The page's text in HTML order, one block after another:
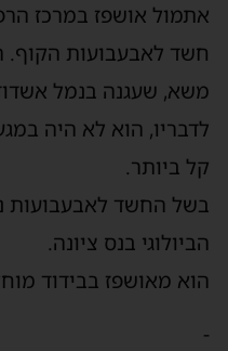
חשד לאבעבועות הקוף.
משא, שעגנה בנמל
לדבריו, הוא לא היה
קל ביותר.
בשל החשד לאבעבועות
הביולוגי בנס ציונה.
הוא מאושפז בבידוד
-